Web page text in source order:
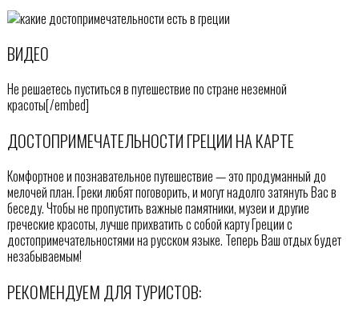
ВИДЕО
Не решаетесь пуститься в путешествие по стране неземной
красоты[/embed]
ДОСТОПРИМЕЧАТЕЛЬНОСТИ ГРЕЦИИ НА КАРТЕ
Комфортное и познавательное путешествие — это продуманный до
мелочей план. Греки любят поговорить, и могут надолго затянуть Вас в
беседу. Чтобы не пропустить важные памятники, музеи и другие
греческие красоты, лучше прихватить с собой карту Греции с
достопримечательностями на русском языке. Теперь Ваш отдых будет
незабываемым!
РЕКОМЕНДУЕМ ДЛЯ ТУРИСТОВ: